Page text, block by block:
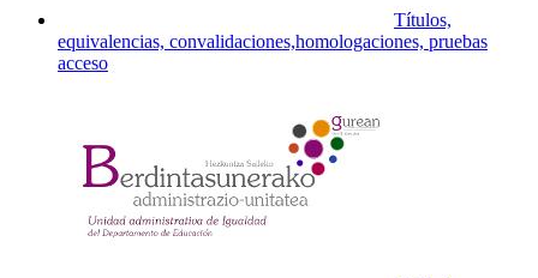
Títulos,
equivalencias, convalidaciones,homologaciones, pruebas
acceso